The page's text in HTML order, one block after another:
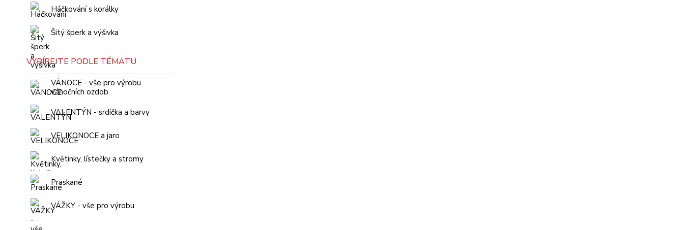
Háčkování s korálky
Šitý šperk a výšivka
VYBÍREJTE PODLE TÉMATU
VÁNOCE - vše pro výrobu
vánočních ozdob
VALENTÝN - srdíčka a barvy
VELIKONOCE a jaro
Květinky, lístečky a stromy
Praskané
VÁŽKY - vše pro výrobu